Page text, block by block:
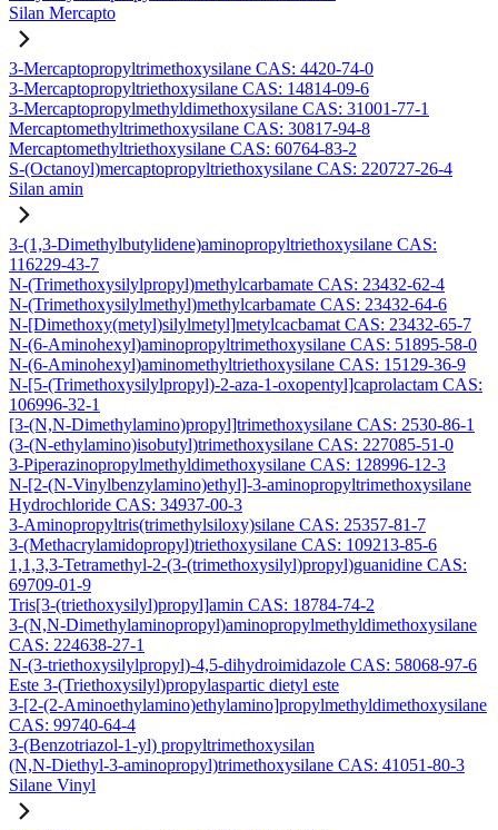
Silan Mercapto
3-Mercaptopropyltrimethoxysilane CAS: 4420-74-0
3-Mercaptopropyltriethoxysilane CAS: 14814-09-6
3-Mercaptopropylmethyldimethoxysilane CAS: 31001-77-1
Mercaptomethyltrimethoxysilane CAS: 30817-94-8
Mercaptomethyltriethoxysilane CAS: 60764-83-2
S-(Octanoyl)mercaptopropyltriethoxysilane CAS: 220727-26-4
Silan amin
3-(1,3-Dimethylbutylidene)aminopropyltriethoxysilane CAS:
116229-43-7
N-(Trimethoxysilylpropyl)methylcarbamate CAS: 23432-62-4
N-(Trimethoxysilylmethyl)methylcarbamate CAS: 23432-64-6
N-[Dimethoxy(metyl)silylmetyl]metylcacbamat CAS: 23432-65-7
N-(6-Aminohexyl)aminopropyltrimethoxysilane CAS: 51895-58-0
N-(6-Aminohexyl)aminomethyltriethoxysilane CAS: 15129-36-9
N-[5-(Trimethoxysilylpropyl)-2-aza-1-oxopentyl]caprolactam CAS:
106996-32-1
[3-(N,N-Dimethylamino)propyl]trimethoxysilane CAS: 2530-86-1
(3-(N-ethylamino)isobutyl)trimethoxysilane CAS: 227085-51-0
3-Piperazinopropylmethyldimethoxysilane CAS: 128996-12-3
N-[2-(N-Vinylbenzylamino)ethyl]-3-aminopropyltrimethoxysilane
Hydrochloride CAS: 34937-00-3
3-Aminopropyltris(trimethylsiloxy)silane CAS: 25357-81-7
3-(Methacrylamidopropyl)triethoxysilane CAS: 109213-85-6
1,1,3,3-Tetramethyl-2-(3-(trimethoxysilyl)propyl)guanidine CAS:
69709-01-9
Tris[3-(triethoxysilyl)propyl]amin CAS: 18784-74-2
3-(N,N-Dimethylaminopropyl)aminopropylmethyldimethoxysilane
CAS: 224638-27-1
N-(3-triethoxysilylpropyl)-4,5-dihydroimidazole CAS: 58068-97-6
Este 3-(Triethoxysilyl)propylaspartic dietyl este
3-[2-(2-Aminoethylamino)ethylamino]propylmethyldimethoxysilane
CAS: 99740-64-4
3-(Benzotriazol-1-yl) propyltrimethoxysilan
(N,N-Diethyl-3-aminopropyl)trimethoxysilane CAS: 41051-80-3
Silane Vinyl